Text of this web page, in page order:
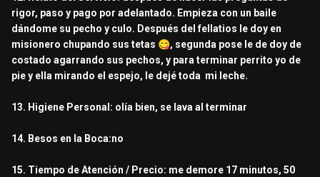
rigor, paso y pago por adelantado. Empieza con un baile
dándome su pecho y culo. Después del fellatios le doy en
misionero chupando sus tetas 😋, segunda pose le de doy de
costado agarrando sus pechos, y para terminar perrito yo de
pie y ella mirando el espejo, le dejé toda mi leche.
13. Higiene Personal: olía bien, se lava al terminar
14. Besos en la Boca:no
15. Tiempo de Atención / Precio: me demore 17 minutos, 50